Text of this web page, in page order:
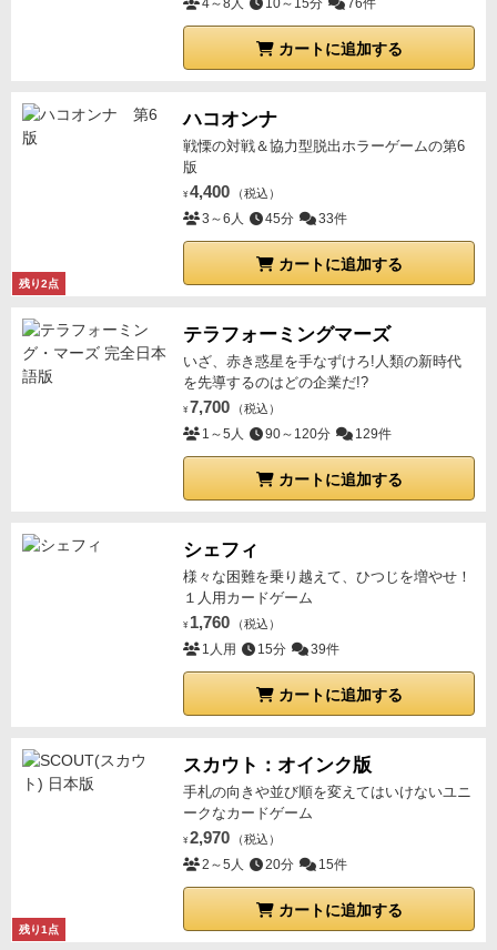
4～8人 10～15分 76件
カートに追加する
残り2点
ハコオンナ
戦慄の対戦＆協力型脱出ホラーゲームの第6
版
¥ 4,400 （税込）
3～6人 45分 33件
カートに追加する
テラフォーミングマーズ
いざ、赤き惑星を手なずけろ!人類の新時代
を先導するのはどの企業だ!?
¥ 7,700 （税込）
1～5人 90～120分 129件
カートに追加する
シェフィ
様々な困難を乗り越えて、ひつじを増やせ！
１人用カードゲーム
¥ 1,760 （税込）
1人用 15分 39件
カートに追加する
残り1点
スカウト：オインク版
手札の向きや並び順を変えてはいけないユニ
ークなカードゲーム
¥ 2,970 （税込）
2～5人 20分 15件
カートに追加する